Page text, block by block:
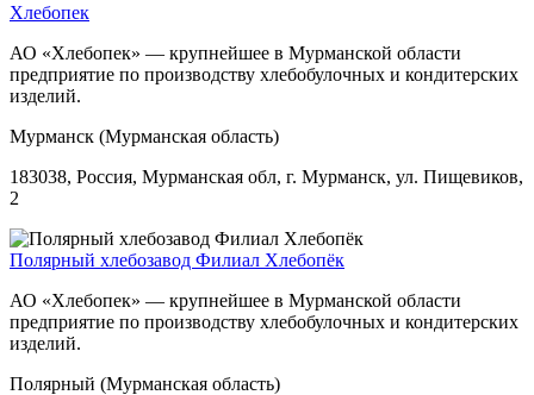
Хлебопек
АО «Хлебопек» — крупнейшее в Мурманской области
предприятие по производству хлебобулочных и кондитерских
изделий.
Мурманск (Мурманская область)
183038, Россия, Мурманская обл, г. Мурманск, ул. Пищевиков,
2
Полярный хлебозавод Филиал Хлебопёк
АО «Хлебопек» — крупнейшее в Мурманской области
предприятие по производству хлебобулочных и кондитерских
изделий.
Полярный (Мурманская область)